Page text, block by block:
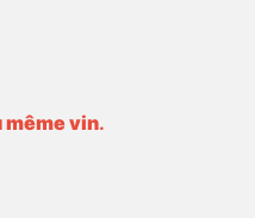
même vin.